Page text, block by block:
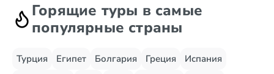
Горящие туры в самые
популярные страны
Турция Египет Болгария Греция
Испания